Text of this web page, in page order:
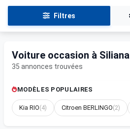
Filtres
Voiture occasion à Siliana
35 annonces trouvées
MODÈLES POPULAIRES
Kia RIO(4) Citroen BERLINGO(2)